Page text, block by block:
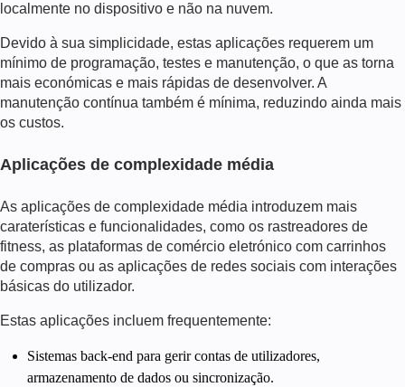
localmente no dispositivo e não na nuvem.
Devido à sua simplicidade, estas aplicações requerem um
mínimo de programação, testes e manutenção, o que as torna
mais económicas e mais rápidas de desenvolver. A
manutenção contínua também é mínima, reduzindo ainda mais
os custos.
Aplicações de complexidade média
As aplicações de complexidade média introduzem mais
caraterísticas e funcionalidades, como os rastreadores de
fitness, as plataformas de comércio eletrónico com carrinhos
de compras ou as aplicações de redes sociais com interações
básicas do utilizador.
Estas aplicações incluem frequentemente:
Sistemas back-end para gerir contas de utilizadores,
armazenamento de dados ou sincronização.